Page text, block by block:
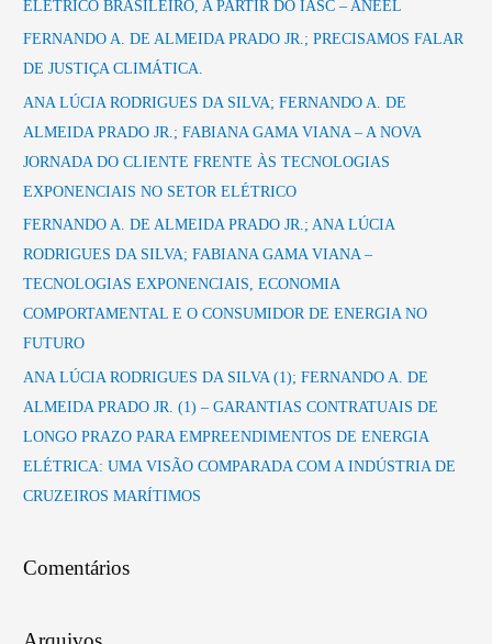
ELÉTRICO BRASILEIRO, A PARTIR DO IASC – ANEEL
FERNANDO A. DE ALMEIDA PRADO JR.; PRECISAMOS FALAR
DE JUSTIÇA CLIMÁTICA.
ANA LÚCIA RODRIGUES DA SILVA; FERNANDO A. DE
ALMEIDA PRADO JR.; FABIANA GAMA VIANA – A NOVA
JORNADA DO CLIENTE FRENTE ÀS TECNOLOGIAS
EXPONENCIAIS NO SETOR ELÉTRICO
FERNANDO A. DE ALMEIDA PRADO JR.; ANA LÚCIA
RODRIGUES DA SILVA; FABIANA GAMA VIANA –
TECNOLOGIAS EXPONENCIAIS, ECONOMIA
COMPORTAMENTAL E O CONSUMIDOR DE ENERGIA NO
FUTURO
ANA LÚCIA RODRIGUES DA SILVA (1); FERNANDO A. DE
ALMEIDA PRADO JR. (1) – GARANTIAS CONTRATUAIS DE
LONGO PRAZO PARA EMPREENDIMENTOS DE ENERGIA
ELÉTRICA: UMA VISÃO COMPARADA COM A INDÚSTRIA DE
CRUZEIROS MARÍTIMOS
Comentários